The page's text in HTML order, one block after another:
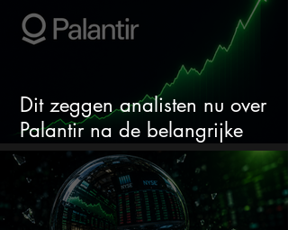
Dit zeggen analisten nu over
Palantir na de belangrijke
kwartaalcijfers